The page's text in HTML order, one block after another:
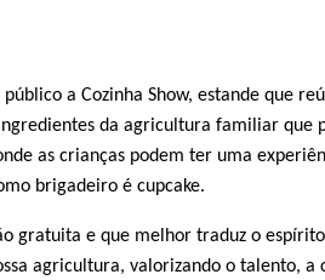
a Cozinha Show, estande que
da agricultura familiar que
as crianças podem ter uma
brigadeiro é cupcake.
gratuita e que melhor traduz o
agricultura, valorizando o talento, a